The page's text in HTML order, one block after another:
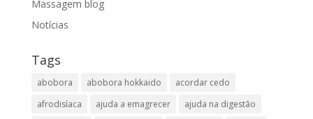
Massagem blog
Notícias
Tags
abobora abobora hokkaido
acordar cedo
afrodisíaca
ajuda a emagrecer
ajuda na digestão